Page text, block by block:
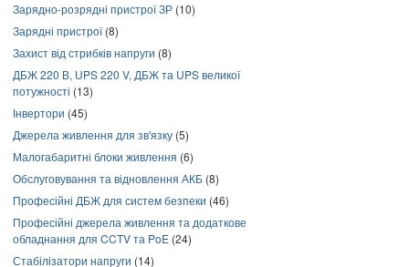
Зарядно-розрядні пристрої ЗР (10)
Зарядні пристрої(8)
Захист від стрибків напруги (8)
ДБЖ 220 В, UPS 220 V, ДБЖ та UPS великої
потужності (13)
Інвертори (45)
Джерела живлення для зв'язку (5)
Малогабаритні блоки живлення (6)
Обслуговування та відновлення АКБ (8)
Професійні ДБЖ для систем безпеки (46)
Професійні джерела живлення та додаткове
обладнання для CCTV та PoE (24)
Стабілізатори напруги (14)